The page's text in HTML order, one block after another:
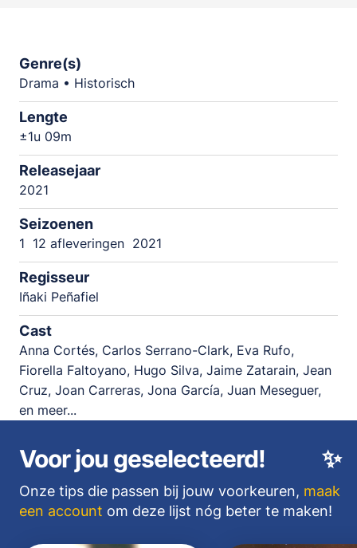
Genre(s)
Drama • Historisch
Lengte
±1u 09m
Releasejaar
2021
Seizoenen
1 12 afleveringen 2021
Regisseur
Iñaki Peñafiel
Cast
Anna Cortés, Carlos Serrano-Clark, Eva Rufo,
Fiorella Faltoyano, Hugo Silva, Jaime Zatarain, Jean
Cruz, Joan Carreras, Jona García, Juan Meseguer,
en meer...
✨
Voor jou geselecteerd!
Onze tips die passen bij jouw voorkeuren, maak
een account om deze lijst nóg beter te maken!